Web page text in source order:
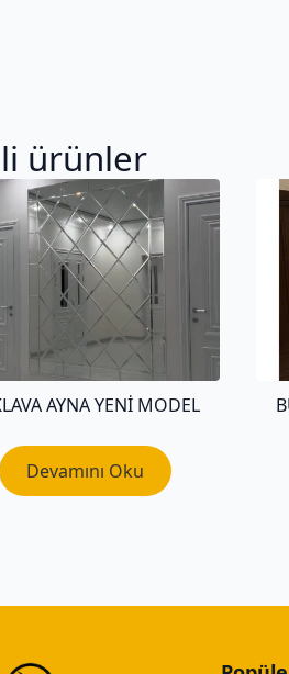
ürünler
AYNA YENI MODEL
Devamını Oku